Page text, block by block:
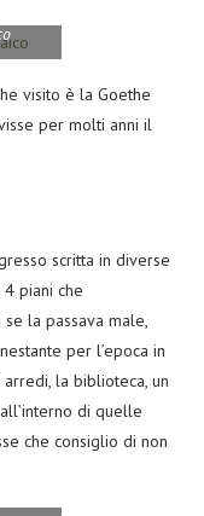
visito è la Goethe
per molti anni il
scritta in diverse
piani che
se la passava male,
per l’epoca in
arredi, la biblioteca, un
di quelle
che consiglio di non